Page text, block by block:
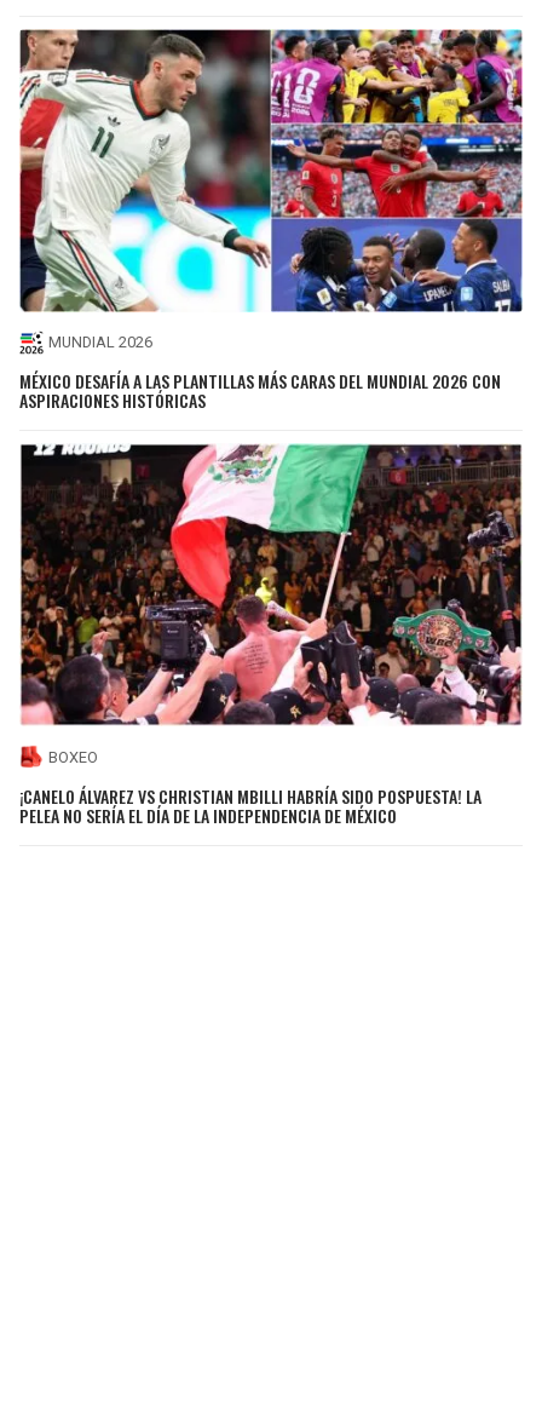
MUNDIAL 2026
MÉXICO DESAFÍA A LAS PLANTILLAS MÁS CARAS DEL MUNDIAL 2026 CON
ASPIRACIONES HISTÓRICAS
BOXEO
¡CANELO ÁLVAREZ VS CHRISTIAN MBILLI HABRÍA SIDO POSPUESTA! LA
PELEA NO SERÍA EL DÍA DE LA INDEPENDENCIA DE MÉXICO